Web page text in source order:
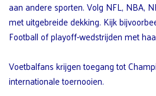
aan andere sporten. Volg NFL, NBA,
met uitgebreide dekking. Kijk
Football of playoff-wedstrijden met
Voetbalfans krijgen toegang tot
internationale toernooien.